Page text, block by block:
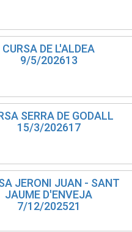
CURSA DE L'ALDEA
9/5/202613
SERRA DE GODALL
15/3/202617
JERONI JUAN - SANT
JAUME D'ENVEJA
7/12/202521